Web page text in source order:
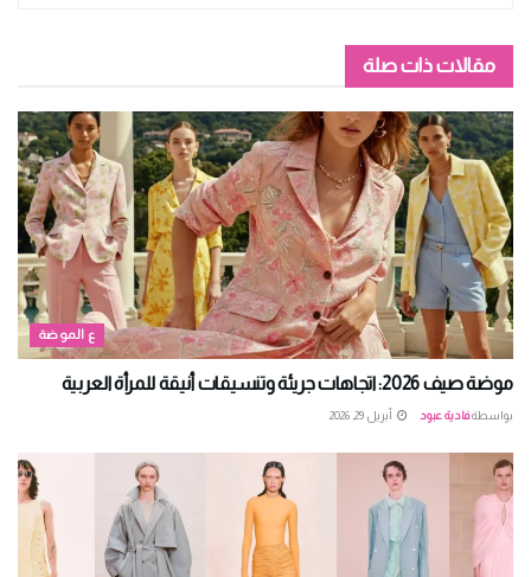
مقالات ذات صلة
ع الموضة
موضة صيف 2026: اتجاهات جريئة وتنسيقات أنيقة للمرأة العربية
بواسطةفادية عبود أبريل 29, 2026